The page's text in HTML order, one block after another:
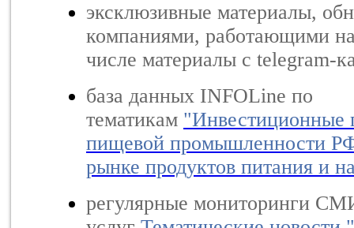
эксклюзивные материалы,
компаниями, работающими
числе материалы с telegram-
база данных INFOLine по
тематикам
пищевой промышленности
рынке продуктов питания и
регулярные мониторинги